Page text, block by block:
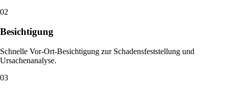
02
Besichtigung
Schnelle Vor-Ort-Besichtigung zur Schadensfeststellung und
Ursachenanalyse.
03